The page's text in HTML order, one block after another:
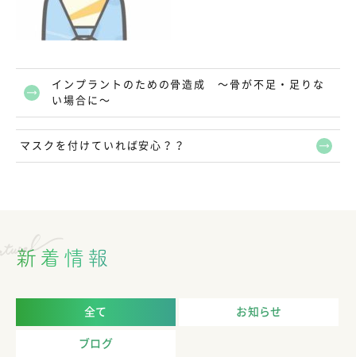
インプラントのための骨造成 〜骨が不足・足りな
い場合に〜
マスクを付けていれば安心？？
新着情報
全て お知らせ
ブログ